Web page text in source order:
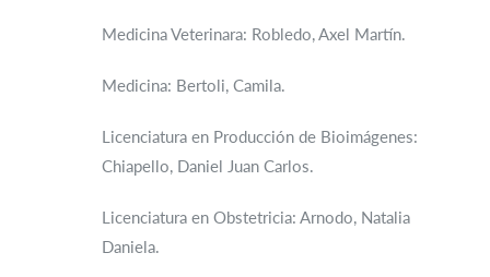
Medicina Veterinara: Robledo, Axel Martín.
Medicina: Bertoli, Camila.
Licenciatura en Producción de Bioimágenes:
Chiapello, Daniel Juan Carlos.
Licenciatura en Obstetricia: Arnodo, Natalia
Daniela.